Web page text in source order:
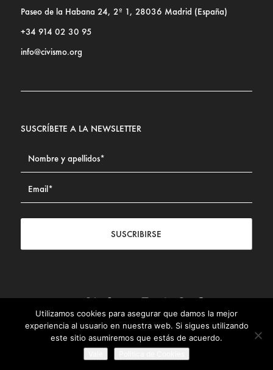
Paseo de la Habana 24, 2º 1, 28036 Madrid (España)
+34 914 02 30 95
info@civismo.org
SUSCRÍBETE A LA NEWSLETTER
SUSCRIBIRSE
Contacto|Aviso legal| Política de privacidad| Política de
Cookies
© Fundación Civismo 2025
Utilizamos cookies para asegurar que damos la mejor
experiencia al usuario en nuestra web. Si sigues utilizando
este sitio asumiremos que estás de acuerdo.